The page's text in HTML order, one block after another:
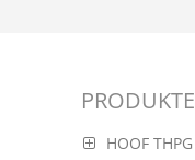
PRODUKTE
HOOF THPG